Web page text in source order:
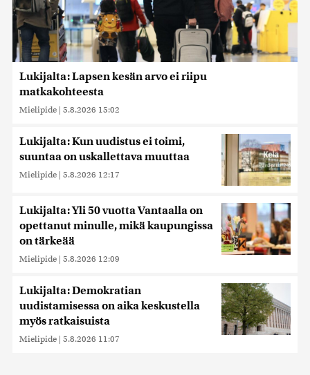
Lukijalta: Lapsen kesän arvo ei riipu
matkakohteesta
Mielipide | 5.8.2026 15:02
Lukijalta: Kun uudistus ei toimi,
suuntaa on uskallettava muuttaa
Mielipide | 5.8.2026 12:17
Lukijalta: Yli 50 vuotta Vantaalla on
opettanut minulle, mikä kaupungissa
on tärkeää
Mielipide | 5.8.2026 12:09
Lukijalta: Demokratian
uudistamisessa on aika keskustella
myös ratkaisuista
Mielipide | 5.8.2026 11:07